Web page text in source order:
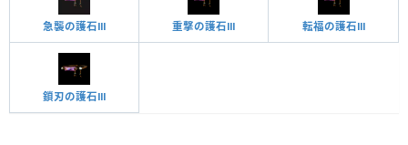
急襲の護石Ⅲ 重撃の護石Ⅲ 転福の護石Ⅲ
鎖刃の護石Ⅲ